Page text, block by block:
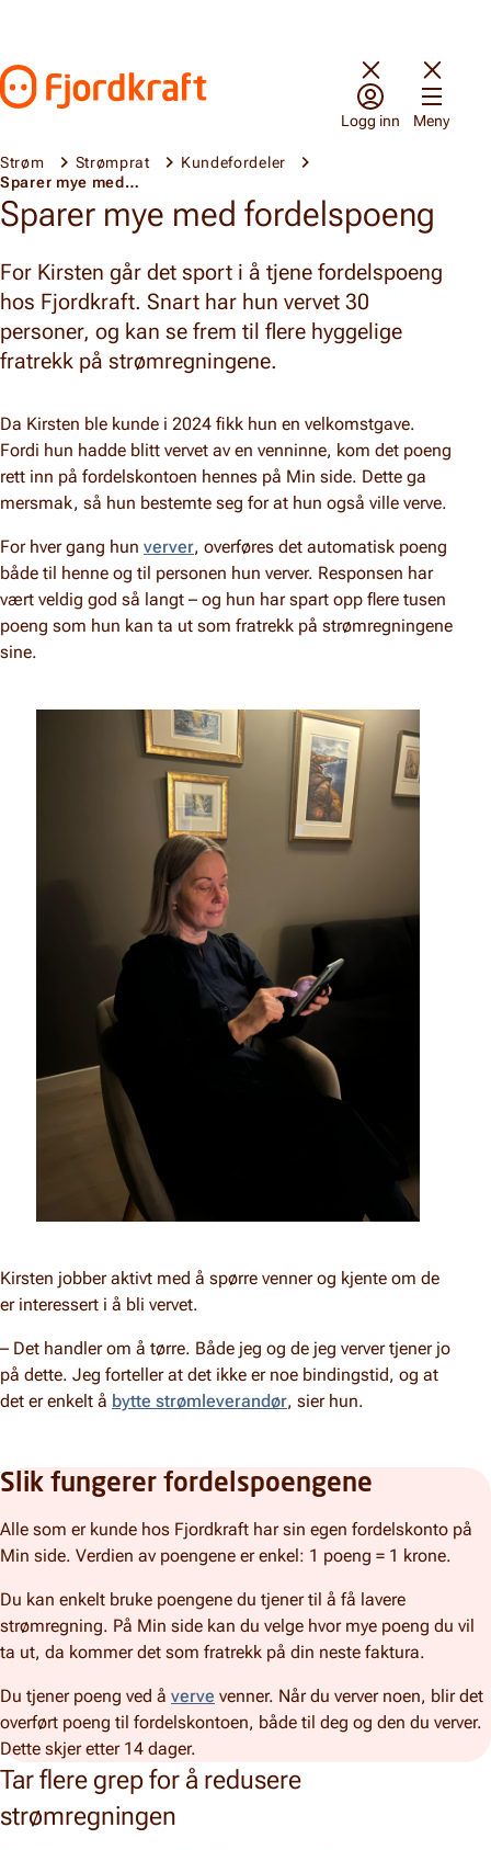
Gå til forsiden
Logg inn Meny
Strøm Strømprat
Kundefordeler
Sparer mye med fordelspoeng
Sparer mye med fordelspoeng
For Kirsten går det sport i å tjene fordelspoeng
hos Fjordkraft. Snart har hun vervet 30
personer, og kan se frem til flere hyggelige
fratrekk på strømregningene.
Da Kirsten ble kunde i 2024 fikk hun en velkomstgave.
Fordi hun hadde blitt vervet av en venninne, kom det poeng
rett inn på fordelskontoen hennes på Min side. Dette ga
mersmak, så hun bestemte seg for at hun også ville verve.
For hver gang hun verver, overføres det automatisk poeng
både til henne og til personen hun verver. Responsen har
vært veldig god så langt – og hun har spart opp flere tusen
poeng som hun kan ta ut som fratrekk på strømregningene
sine.
Kirsten jobber aktivt med å spørre venner og kjente om de
er interessert i å bli vervet.
– Det handler om å tørre. Både jeg og de jeg verver tjener jo
på dette. Jeg forteller at det ikke er noe bindingstid, og at
det er enkelt å bytte strømleverandør, sier hun.
Slik fungerer fordelspoengene
Alle som er kunde hos Fjordkraft har sin egen fordelskonto på
Min side. Verdien av poengene er enkel: 1 poeng = 1 krone.
Du kan enkelt bruke poengene du tjener til å få lavere
strømregning. På Min side kan du velge hvor mye poeng du vil
ta ut, da kommer det som fratrekk på din neste faktura.
Du tjener poeng ved å verve venner. Når du verver noen, blir det
overført poeng til fordelskontoen, både til deg og den du verver.
Dette skjer etter 14 dager.
Tar flere grep for å redusere
strømregningen